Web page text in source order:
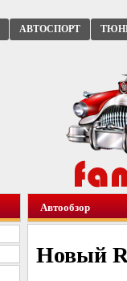
АВТОСПОРТ
Автообзор
Новый